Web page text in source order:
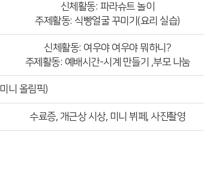
신체활동: 파라슈트 놀이
주제활동: 식빵얼굴 꾸미기(요리 실습)
신체활동: 여우야 여우야 뭐하니?
주제활동: 예배시간-시계 만들기 ,부모 나눔
니 올림픽)
수료증, 개근상 시상, 미니 뷔페, 사진촬영